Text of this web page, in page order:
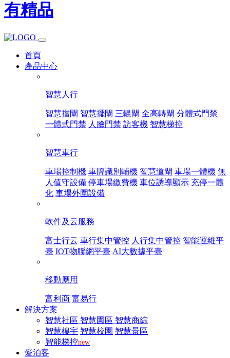
有精品
首頁
產品中心
智慧人行
智慧擋閘 智慧擺閘 三輥閘 全高轉閘 分體式門禁
一體式門禁 人臉門禁 訪客機 智慧梯控
智慧車行
車場控制機 車牌識別輔機 智慧道閘 車場一體機 無
人值守設備 停車場繳費機 車位誘導顯示 充停一體
化 車場外圍設備
軟件及云服務
富士行云 車行集中管控 人行集中管控 智能運維平
臺 IOT物聯網平臺 AI大數據平臺
移動應用
富利商 富易行
解決方案
智慧社區 智慧園區 智慧商綜
智慧樓宇 智慧校園 智慧景區
智能梯控new
愛泊客